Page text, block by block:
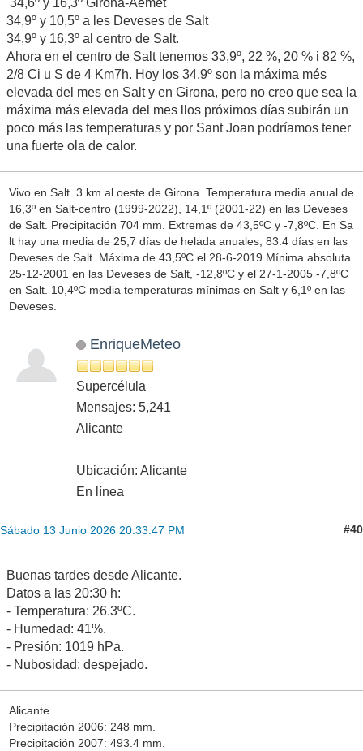
34,6º y 16,3º Girona-Aemet
34,9º y 10,5º a les Deveses de Salt
34,9º y 16,3º al centro de Salt.
Ahora en el centro de Salt tenemos 33,9º, 22 %, 20 % i 82 %,
2/8 Ci u S de 4 Km7h. Hoy los 34,9º son la máxima més
elevada del mes en Salt y en Girona, pero no creo que sea la
máxima más elevada del mes llos próximos días subirán un
poco más las temperaturas y por Sant Joan podríamos tener
una fuerte ola de calor.
Vivo en Salt. 3 km al oeste de Girona. Temperatura media anual de
16,3º en Salt-centro (1999-2022), 14,1º (2001-22) en las Deveses
de Salt. Precipitación 704 mm. Extremas de 43,5ºC y -7,8ºC. En Sa
lt hay una media de 25,7 días de helada anuales, 83.4 días en las
Deveses de Salt. Máxima de 43,5ºC el 28-6-2019.Mínima absoluta
25-12-2001 en las Deveses de Salt, -12,8ºC y el 27-1-2005 -7,8ºC
en Salt. 10,4ºC media temperaturas mínimas en Salt y 6,1º en las
Deveses.
EnriqueMeteo
Supercélula
Mensajes: 5,241
Alicante
Ubicación: Alicante
En línea
Sábado 13 Junio 2026 20:33:47 PM #40
Buenas tardes desde Alicante.
Datos a las 20:30 h:
- Temperatura: 26.3ºC.
- Humedad: 41%.
- Presión: 1019 hPa.
- Nubosidad: despejado.
Alicante.
Precipitación 2006: 248 mm.
Precipitación 2007: 493.4 mm.